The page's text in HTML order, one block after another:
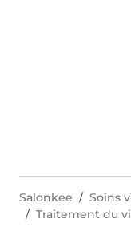
Salonkee Soins
Traitement du